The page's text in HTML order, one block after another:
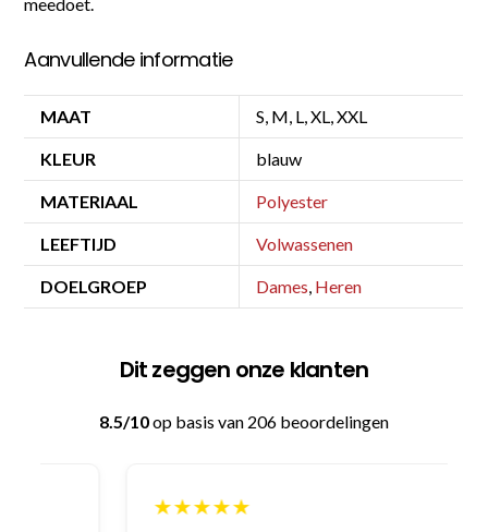
Aanvullende informatie
MAAT S, M, L, XL, XXL
KLEUR blauw
MATERIAAL Polyester
LEEFTIJD Volwassenen
DOELGROEP Dames, Heren
Dit zeggen onze klanten
8.5/10op basis van 206 beoordelingen
★★★★★